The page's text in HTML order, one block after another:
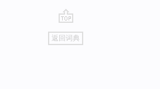
go
top
返回词典